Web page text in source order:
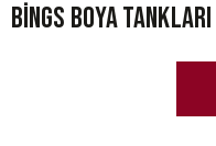
Bings Boya Tankları